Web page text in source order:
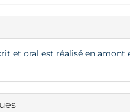
et oral est réalisé en amont